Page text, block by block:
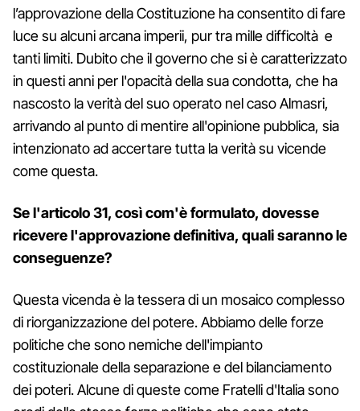
l’approvazione della Costituzione ha consentito di fare
luce su alcuni arcana imperii, pur tra mille difficoltà e
tanti limiti. Dubito che il governo che si è caratterizzato
in questi anni per l'opacità della sua condotta, che ha
nascosto la verità del suo operato nel caso Almasri,
arrivando al punto di mentire all'opinione pubblica, sia
intenzionato ad accertare tutta la verità su vicende
come questa.
Se l'articolo 31, così com'è formulato, dovesse
ricevere l'approvazione definitiva, quali saranno le
conseguenze?
Questa vicenda è la tessera di un mosaico complesso
di riorganizzazione del potere. Abbiamo delle forze
politiche che sono nemiche dell'impianto
costituzionale della separazione e del bilanciamento
dei poteri. Alcune di queste come Fratelli d'Italia sono